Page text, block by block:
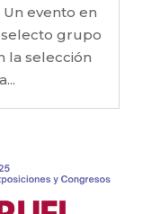
evento en
grupo
⁠la selección